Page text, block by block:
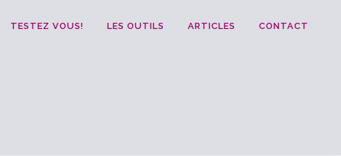
TESTEZ VOUS! LES OUTILS ARTICLES CONTACT